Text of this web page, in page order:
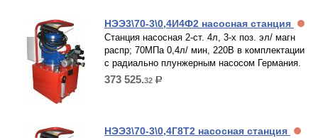
НЭЭ3\70-3\0,4И4Ф2 насосная станция
Станция насосная 2-ст. 4л, 3-х поз. эл/ магн
распр; 70МПа 0,4л/ мин, 220В в комплектации
с радиально плунжерным насосом Германия.
373 525.32 р.
НЭЭ3\70-3\0,4Г8Т2 насосная станция